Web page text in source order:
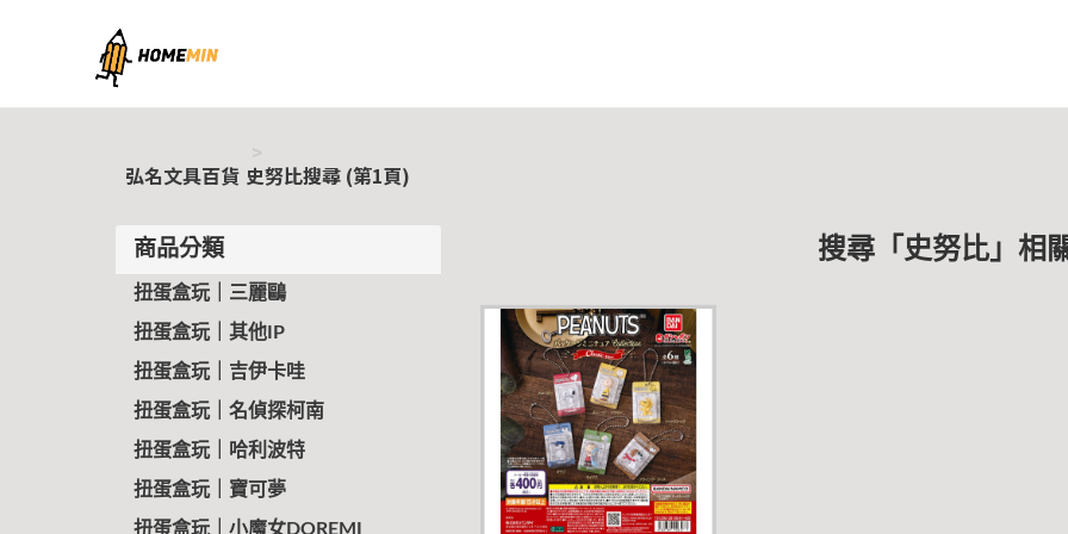
弘名文具百貨
弘名文具百貨 史努比搜尋 (第1頁)
商品分類
扭蛋盒玩｜三麗鷗
扭蛋盒玩｜其他IP
扭蛋盒玩｜吉伊卡哇
扭蛋盒玩｜名偵探柯南
扭蛋盒玩｜哈利波特
扭蛋盒玩｜寶可夢
扭蛋盒玩｜小魔女DOREMI
搜尋「史努比」相